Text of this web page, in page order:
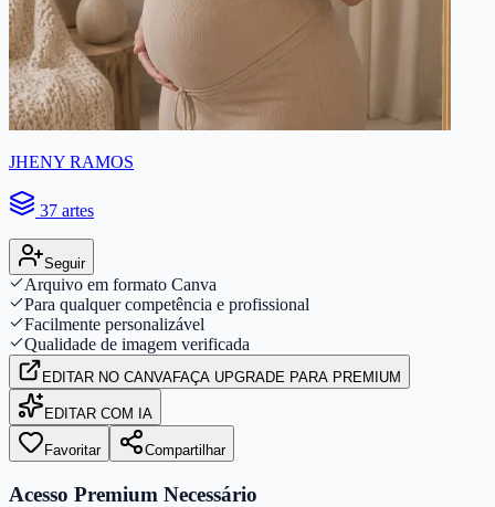
JHENY RAMOS
37 artes
Seguir
Arquivo em formato Canva
Para qualquer competência e profissional
Facilmente personalizável
Qualidade de imagem verificada
EDITAR NO CANVAFAÇA UPGRADE PARA PREMIUM
EDITAR COM IA
Favoritar Compartilhar
Acesso Premium Necessário